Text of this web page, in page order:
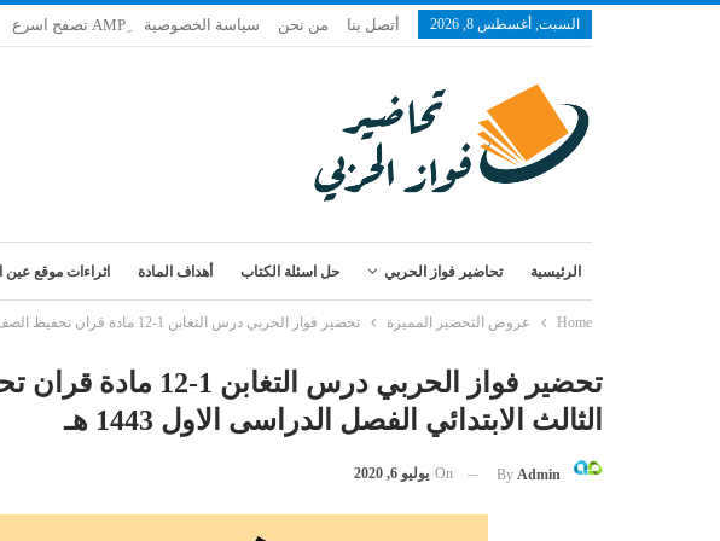
السبت, أغسطس 8, 2026 أتصل بنا من نحن سياسة الخصوصية
الرئيسية تحاضير فواز الحربي حل اسئلة الكتاب أهداف المادة اثراءات موقع عين
Home عروض التحضير المميزة تحضير فواز الحربي درس التغابن 1-12 مادة قران تحفيظ الصف الثالث الابتدائي الفصل الدراسى الاول 1443 هـ
تحضير فواز الحربي درس
الثالث الابتدائي الفصل الدراسى الاول 1443 هـ
By Admin
On يوليو 6, 2020